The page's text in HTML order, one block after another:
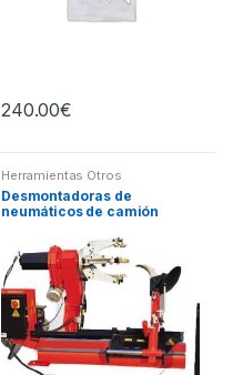
240.00€
Herramientas Otros
Desmontadoras de
neumáticos de camión